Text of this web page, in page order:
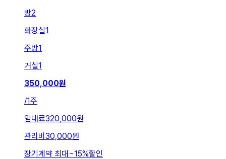
방2
화장실1
주방1
거실1
350,000원
/1주
임대료320,000원
관리비 30,000원
장기계약 최대~15%할인